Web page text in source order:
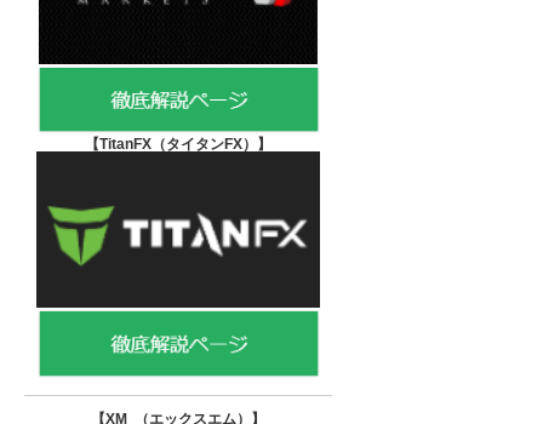
【TitanFX（タイタンFX） 】
【XM （エックスエム） 】